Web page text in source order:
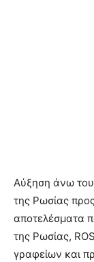
Αύξηση άνω
της Ρωσίας
αποτελέσματα
της Ρωσίας,
γραφείων και